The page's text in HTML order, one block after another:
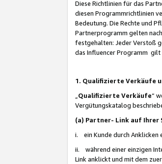
Diese Richtlinien für das
diesen Programmrichtlinien
Bedeutung. Die Rechte und
Partnerprogramm gelten
festgehalten: Jeder Verstoß
das Influencer Programm gilt
1. Qualifizierte Verkäufe
Qualifizierte Verkäufe“
Vergütungskatalog
(a) Partner- Link auf Ihrer
i. ein Kunde durch Anklicken
ii. während einer einzigen
Link anklickt und mit dem